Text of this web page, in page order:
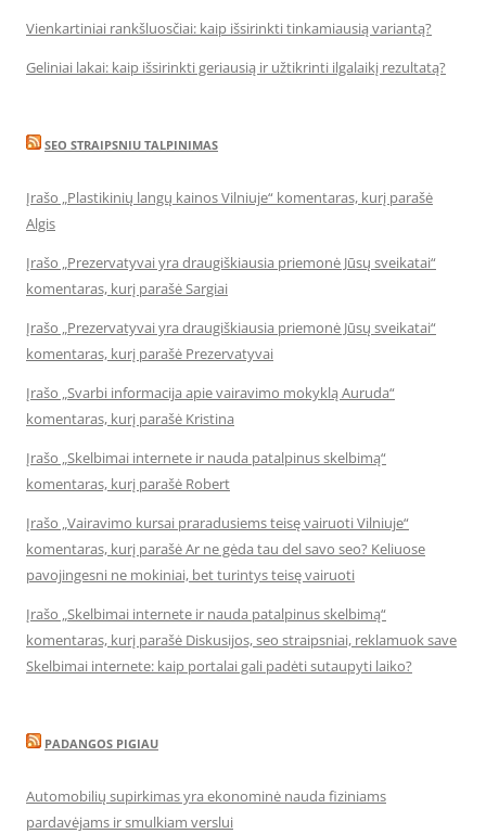
Vienkartiniai rankšluosčiai: kaip išsirinkti tinkamiausią variantą?
Geliniai lakai: kaip išsirinkti geriausią ir užtikrinti ilgalaikį rezultatą?
SEO STRAIPSNIU TALPINIMAS
Įrašo „Plastikinių langų kainos Vilniuje“ komentaras, kurį parašė
Algis
Įrašo „Prezervatyvai yra draugiškiausia priemonė Jūsų sveikatai“
komentaras, kurį parašė Sargiai
Įrašo „Prezervatyvai yra draugiškiausia priemonė Jūsų sveikatai“
komentaras, kurį parašė Prezervatyvai
Įrašo „Svarbi informacija apie vairavimo mokyklą Auruda“
komentaras, kurį parašė Kristina
Įrašo „Skelbimai internete ir nauda patalpinus skelbimą“
komentaras, kurį parašė Robert
Įrašo „Vairavimo kursai praradusiems teisę vairuoti Vilniuje“
komentaras, kurį parašė Ar ne gėda tau del savo seo? Keliuose
pavojingesni ne mokiniai, bet turintys teisę vairuoti
Įrašo „Skelbimai internete ir nauda patalpinus skelbimą“
komentaras, kurį parašė Diskusijos, seo straipsniai, reklamuok save
Skelbimai internete: kaip portalai gali padėti sutaupyti laiko?
PADANGOS PIGIAU
Automobilių supirkimas yra ekonominė nauda fiziniams
pardavėjams ir smulkiam verslui